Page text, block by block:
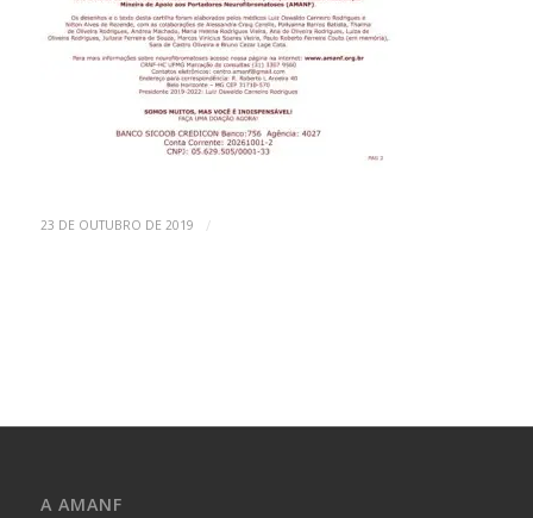
23 DE OUTUBRO DE 2019 /
A AMANF